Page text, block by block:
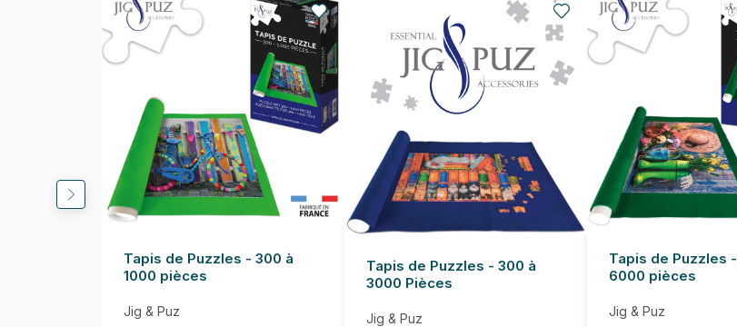
Tapis de Puzzles - 300 à
1000 pièces
Jig & Puz
Tapis de Puzzles - 300 à
3000 Pièces
Jig & Puz
Tapis de Puzzles
6000 pièces
Jig & Puz